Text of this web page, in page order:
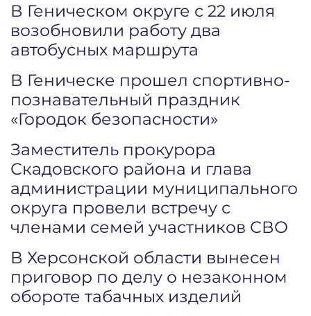
В Геническом округе с 22 июля
возобновили работу два
автобусных маршрута
В Геническе прошел спортивно-
познавательный праздник
«Городок безопасности»
Заместитель прокурора
Скадовского района и глава
администрации муниципального
округа провели встречу с
членами семей участников СВО
В Херсонской области вынесен
приговор по делу о незаконном
обороте табачных изделий